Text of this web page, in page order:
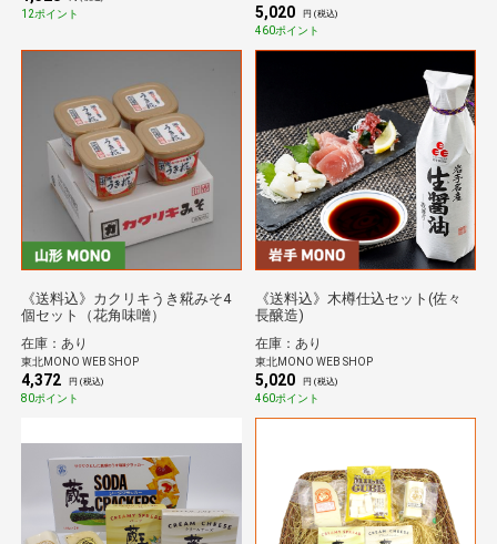
12ポイント 5,020 円 (税込)
460ポイント
《送料込》カクリキうき糀みそ4
個セット（花角味噌）
在庫：あり
東北MONO WEB SHOP
4,372 円 (税込)
80ポイント
《送料込》木樽仕込セット(佐々
長醸造)
在庫：あり
東北MONO WEB SHOP
5,020 円 (税込)
460ポイント